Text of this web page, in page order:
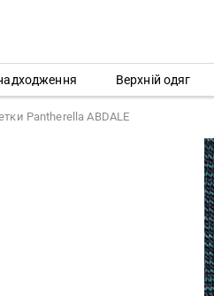
Верхній одяг
Pantherella ABDALE